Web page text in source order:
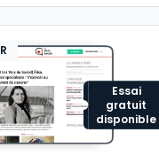
Essai
gratuit
disponible